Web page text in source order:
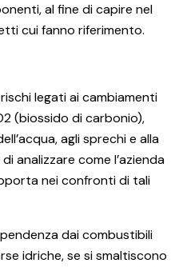
al fine di capire nel
cui fanno riferimento.
legati ai cambiamenti
(biossido di carbonio),
agli sprechi e alla
analizzare come l’azienda
nei confronti di tali
dai combustibili
idriche, se si smaltiscono